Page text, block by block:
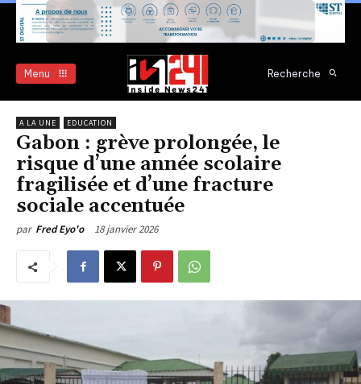
Menu Recherche
A LA UNE EDUCATION
Gabon : grève prolongée, le
risque d’une année scolaire
fragilisée et d’une fracture
sociale accentuée
par Fred Eyo'o 18 janvier 2026